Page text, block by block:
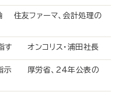
住友ファーマ、会計処理の
す オンコリス・浦田社長
指示 厚労省、24年公表の